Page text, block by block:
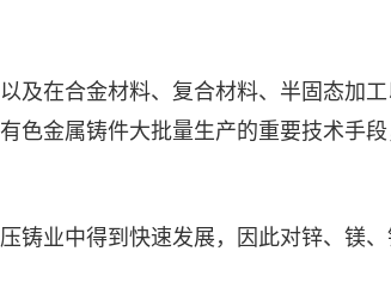
及在合金材料、复合材料、半固态加
色金属铸件大批量生产的重要技术手
铸业中得到快速发展，因此对锌、镁